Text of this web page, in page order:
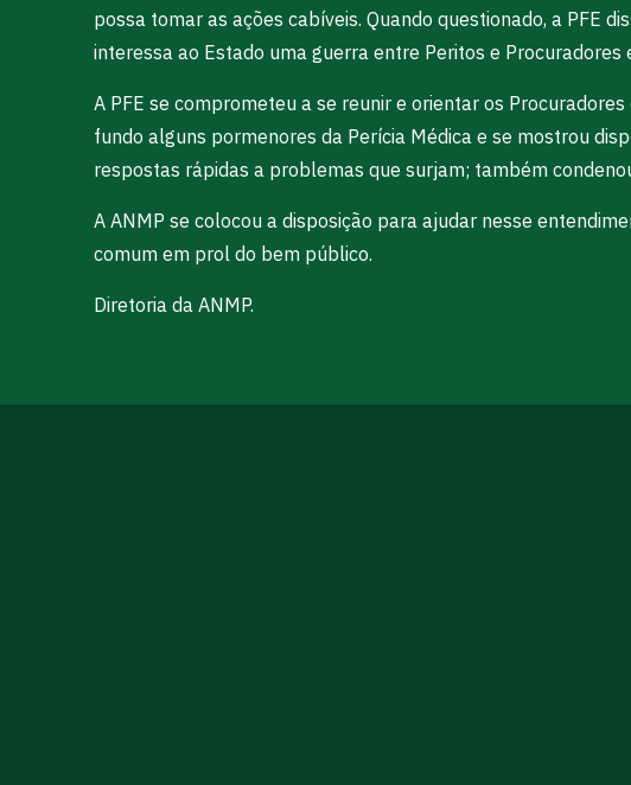
possa tomar as ações cabíveis. Quando questionado, a PFE
interessa ao Estado uma guerra entre Peritos e
A PFE se comprometeu a se reunir e orientar os
fundo alguns pormenores da Perícia Médica e se mostrou
respostas rápidas a problemas que surjam; também
A ANMP se colocou a disposição para ajudar nesse
comum em prol do bem público.
Diretoria da ANMP.